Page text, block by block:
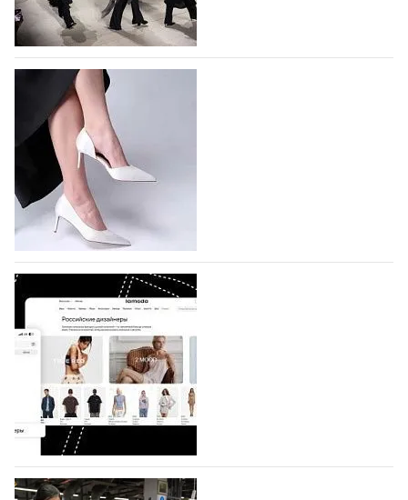
На участие в Московской неделе моды
подано 1047 заявок
На участие в седьмой Московской неделе моды,
которая пройдет в российской столице с 26 сентября
по 1 октября, уже подано 1047 заявок. Примерно
половину из них (494) прислали дизайнеры,
коллекции которых не были представлены в…
07.08.2026 728
BALLINA представит свои новинки на Euro
Shoes
Компания BALLINA Guangzhou Lihuang Footwear
Co., Ltd., основанная в 2011 году и расположенная в
Гуанчжоу, столице моды Китая, является
профессиональной обувной компанией,
объединяющей разработку, производство и…
07.08.2026 593
На платформе Lamoda - новый раздел и